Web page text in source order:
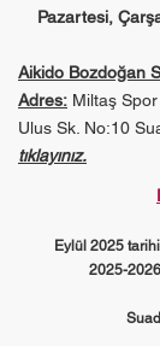
Pazartesi,
Aikido Bozdoğan
Adres: Miltaş
Ulus Sk. No:10
tıklayınız.
Eylül 2025
2025-2026